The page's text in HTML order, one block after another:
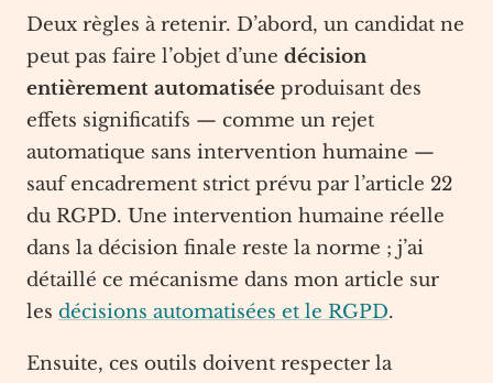
Deux règles à retenir. D’abord, un candidat ne
peut pas faire l’objet d’une décision
entièrement automatisée produisant des
effets significatifs — comme un rejet
automatique sans intervention humaine —
sauf encadrement strict prévu par l’article 22
du RGPD. Une intervention humaine réelle
dans la décision finale reste la norme ; j’ai
détaillé ce mécanisme dans mon article sur
les décisions automatisées et le RGPD.
Ensuite, ces outils doivent respecter la